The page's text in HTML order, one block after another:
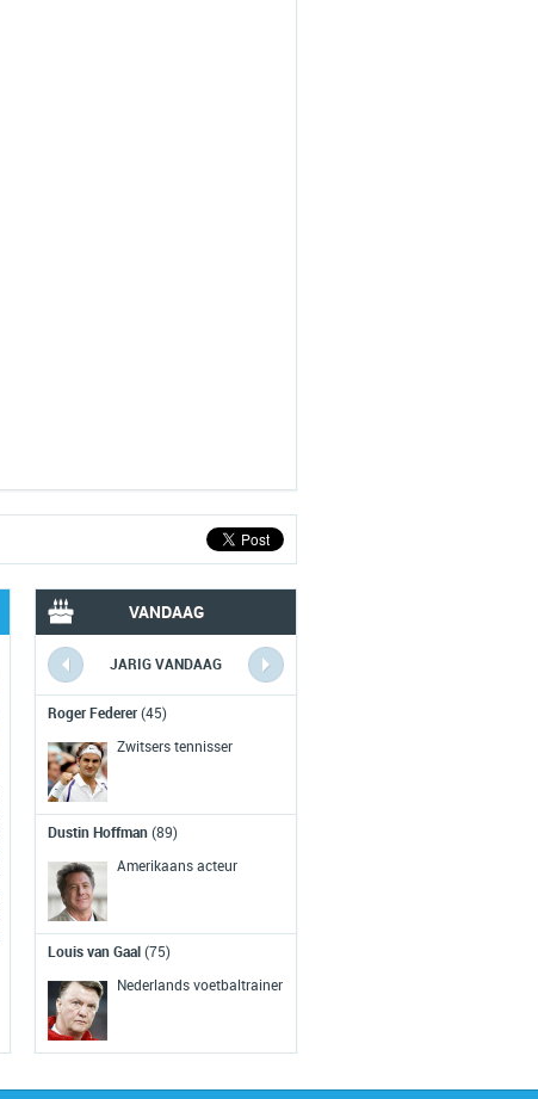
VANDAAG
JARIG VANDAAG
Roger Federer (45)
Zwitsers tennisser
Dustin Hoffman (89)
Amerikaans acteur
Louis van Gaal (75)
Nederlands voetbaltrainer